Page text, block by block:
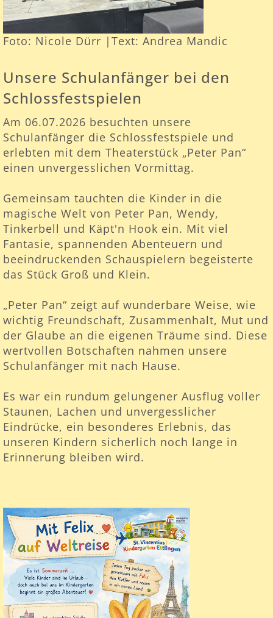
Foto: Nicole Dürr |Text: Andrea Mandic
Unsere Schulanfänger bei den
Schlossfestspielen
Am 06.07.2026 besuchten unsere
Schulanfänger die Schlossfestspiele und
erlebten mit dem Theaterstück „Peter Pan“
einen unvergesslichen Vormittag.
Gemeinsam tauchten die Kinder in die
magische Welt von Peter Pan, Wendy,
Tinkerbell und Käpt'n Hook ein. Mit viel
Fantasie, spannenden Abenteuern und
beeindruckenden Schauspielern begeisterte
das Stück Groß und Klein.
„Peter Pan“ zeigt auf wunderbare Weise, wie
wichtig Freundschaft, Zusammenhalt, Mut und
der Glaube an die eigenen Träume sind. Diese
wertvollen Botschaften nahmen unsere
Schulanfänger mit nach Hause.
Es war ein rundum gelungener Ausflug voller
Staunen, Lachen und unvergesslicher
Eindrücke, ein besonderes Erlebnis, das
unseren Kindern sicherlich noch lange in
Erinnerung bleiben wird.